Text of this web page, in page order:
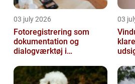
03 july 2026
Fotoregistrering som
dokumentation og
dialogværktøj i
03